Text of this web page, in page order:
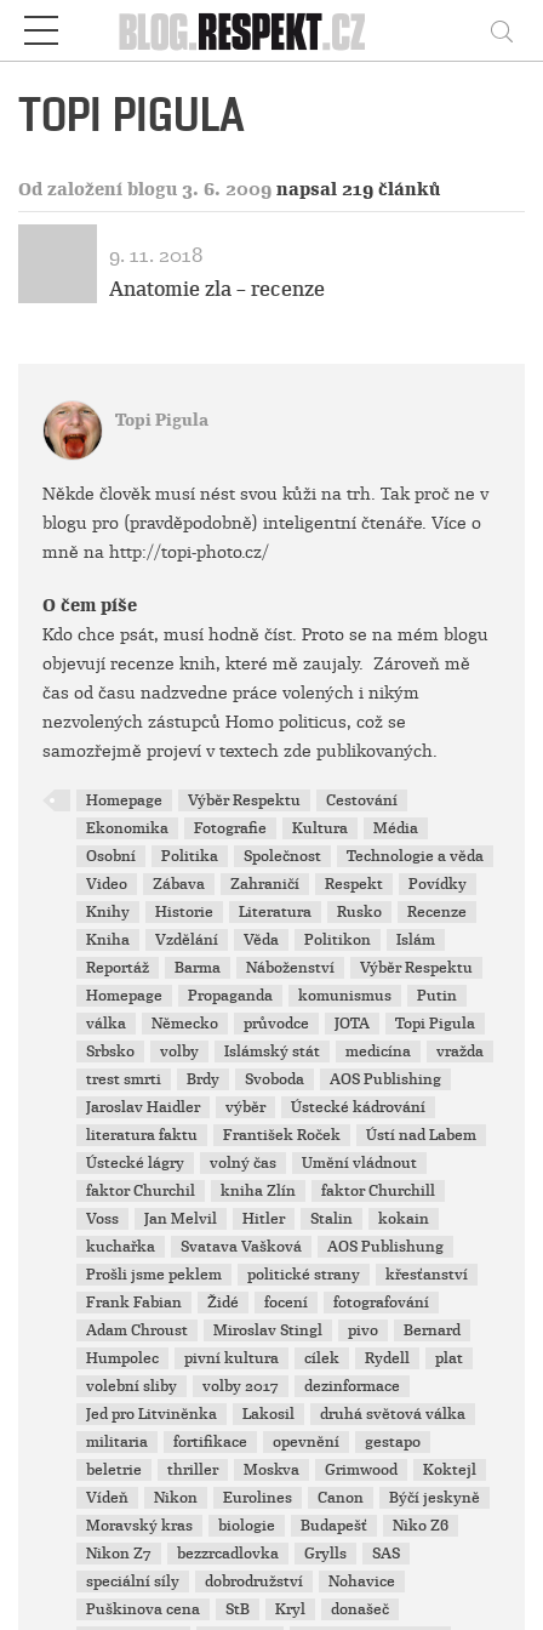
Respekt
TOPI PIGULA
Od založení blogu 3. 6. 2009 napsal 219 článků
9. 11. 2018
Anatomie zla – recenze
Topi Pigula
Někde člověk musí nést svou kůži na trh. Tak proč ne v
blogu pro (pravděpodobně) inteligentní čtenáře. Více o
mně na http://topi-photo.cz/
O čem píše
Kdo chce psát, musí hodně číst. Proto se na mém blogu
objevují recenze knih, které mě zaujaly. Zároveň mě
čas od času nadzvedne práce volených i nikým
nezvolených zástupců Homo politicus, což se
samozřejmě projeví v textech zde publikovaných.
Homepage Výběr Respektu
Cestování
Ekonomika
Fotografie Kultura
Média
Osobní
Politika Společnost
Technologie a věda
Video
Zábava Zahraničí Respekt
Povídky
Knihy
Historie Literatura Rusko
Recenze
Kniha
Vzdělání Věda Politikon
Islám
Reportáž
Barma Náboženství
Výběr Respektu
Homepage
Propaganda komunismus
Putin
válka
Německo průvodce JOTA
Topi Pigula
Srbsko
volby Islámský stát medicína
vražda
trest smrti
Brdy Svoboda
AOS Publishing
Jaroslav Haidler
výběr
Ústecké kádrování
literatura faktu
František Roček
Ústí nad Labem
Ústecké lágry
volný čas
Umění vládnout
faktor Churchil
kniha Zlín
faktor Churchill
Voss
Jan Melvil Hitler Stalin
kokain
kuchařka
Svatava Vašková
AOS Publishung
Prošli jsme peklem
politické strany
křesťanství
Frank Fabian
Židé focení
fotografování
Adam Chroust
Miroslav Stingl pivo
Bernard
Humpolec
pivní kultura cílek Rydell
plat
volební sliby
volby 2017
dezinformace
Jed pro Litviněnka
Lakosil
druhá světová válka
militaria
fortifikace opevnění
gestapo
beletrie
thriller Moskva Grimwood
Koktejl
Vídeň
Nikon Eurolines Canon
Býčí jeskyně
Moravský kras
biologie Budapešť
Niko Z6
Nikon Z7
bezzrcadlovka Grylls
SAS
speciální síly
dobrodružství
Nohavice
Puškinova cena
StB Kryl
donašeč